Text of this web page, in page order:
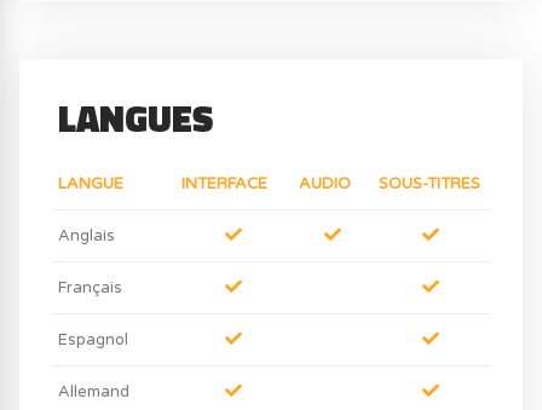
LANGUES
LANGUE INTERFACE AUDIO SOUS-TITRES
Anglais
Français
Espagnol
Allemand